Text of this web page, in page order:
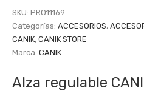
SKU: PRO11169
Categorías: ACCESORIOS,
CANIK, CANIK STORE
Marca: CANIK
Alza regulable